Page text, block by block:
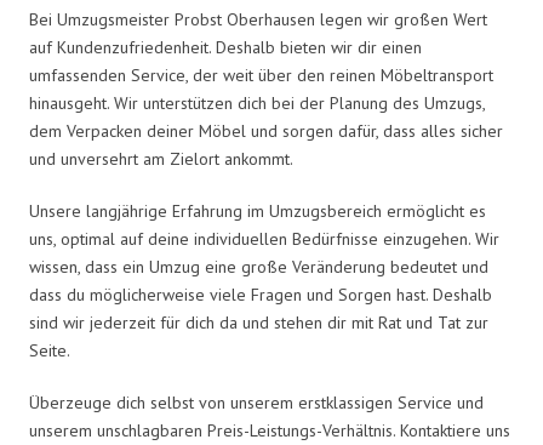
Bei Umzugsmeister Probst Oberhausen legen wir großen Wert
auf Kundenzufriedenheit. Deshalb bieten wir dir einen
umfassenden Service, der weit über den reinen Möbeltransport
hinausgeht. Wir unterstützen dich bei der Planung des Umzugs,
dem Verpacken deiner Möbel und sorgen dafür, dass alles sicher
und unversehrt am Zielort ankommt.
Unsere langjährige Erfahrung im Umzugsbereich ermöglicht es
uns, optimal auf deine individuellen Bedürfnisse einzugehen. Wir
wissen, dass ein Umzug eine große Veränderung bedeutet und
dass du möglicherweise viele Fragen und Sorgen hast. Deshalb
sind wir jederzeit für dich da und stehen dir mit Rat und Tat zur
Seite.
Überzeuge dich selbst von unserem erstklassigen Service und
unserem unschlagbaren Preis-Leistungs-Verhältnis. Kontaktiere uns